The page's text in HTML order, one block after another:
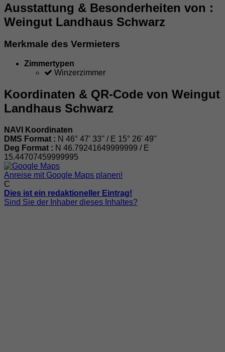
Ausstattung & Besonderheiten von :
Weingut Landhaus Schwarz
Merkmale des Vermieters
Zimmertypen
Winzerzimmer
Koordinaten & QR-Code von Weingut
Landhaus Schwarz
NAVI Koordinaten
DMS Format : N 46° 47' 33'' / E 15° 26' 49''
Deg Format : N 46.79241649999999 / E
15.44707459999995
Anreise mit Google Maps planen!
C
Dies ist ein redaktioneller Eintrag!
Sind Sie der Inhaber dieses Inhaltes?